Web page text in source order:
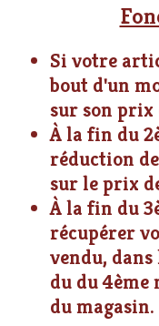
Si votre
bout d'un
sur son prix
À la fin du
réduction
sur le prix
À la fin du
récupérer
vendu,
du du
du magasin.